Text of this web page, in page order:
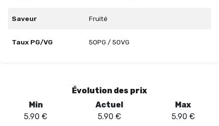
Saveur Fruité
Taux PG/VG 50PG / 50VG
Évolution des prix
Min
5.90 €
Actuel
5.90 €
Max
5.90 €